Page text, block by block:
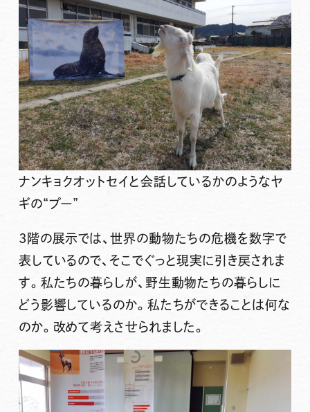
ナンキョクオットセイと会話しているかのようなヤ
ギの“プー”
3階の展示では、世界の動物たちの危機を数字で
表しているので、そこでぐっと現実に引き戻されま
す。私たちの暮らしが、野生動物たちの暮らしに
どう影響しているのか。私たちができることは何な
のか。改めて考えさせられました。